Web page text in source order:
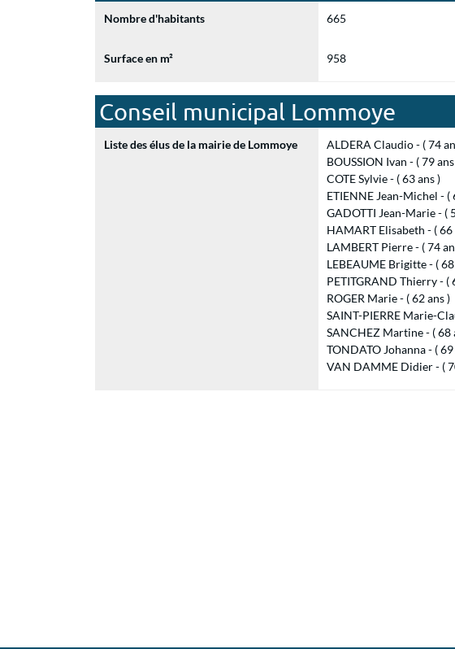
Nombre d'habitants 665
Surface en m² 958
Conseil municipal Lommoye
Liste des élus de la mairie de Lommoye
ALDERA Claudio - ( 74
BOUSSION Ivan - ( 79
COTE Sylvie - ( 63 ans )
ETIENNE Jean-Michel - (
GADOTTI Jean-Marie - (
HAMART Elisabeth - ( 66
LAMBERT Pierre - ( 74
LEBEAUME Brigitte - ( 68
PETITGRAND Thierry - (
ROGER Marie - ( 62 ans )
SAINT-PIERRE Marie-
SANCHEZ Martine - ( 68
TONDATO Johanna - ( 69
VAN DAMME Didier - (